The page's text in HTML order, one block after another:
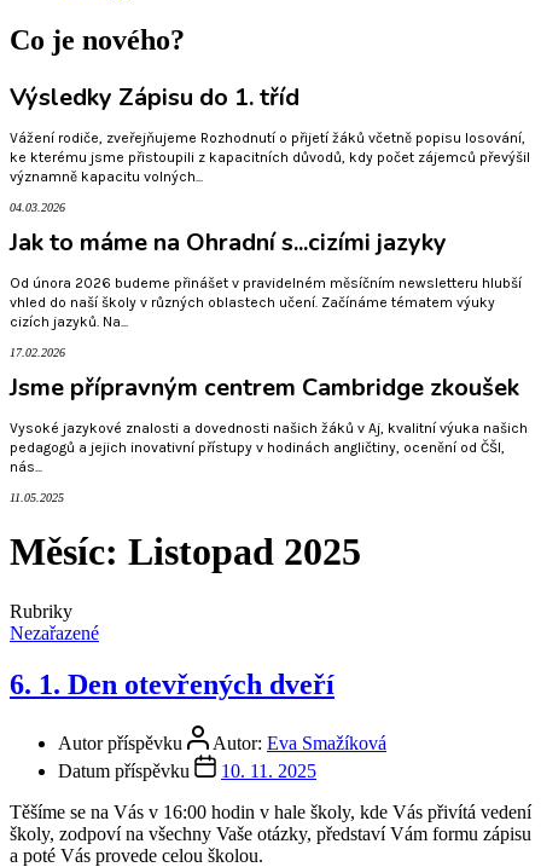
Co je nového?
Výsledky Zápisu do 1. tříd
Vážení rodiče, zveřejňujeme Rozhodnutí o přijetí žáků včetně popisu losování,
ke kterému jsme přistoupili z kapacitních důvodů, kdy počet zájemců převýšil
významně kapacitu volných...
04.03.2026
Jak to máme na Ohradní s...cizími jazyky
Od února 2026 budeme přinášet v pravidelném měsíčním newsletteru hlubší
vhled do naší školy v různých oblastech učení. Začínáme tématem výuky
cizích jazyků. Na...
17.02.2026
Jsme přípravným centrem Cambridge zkoušek
Vysoké jazykové znalosti a dovednosti našich žáků v Aj, kvalitní výuka našich
pedagogů a jejich inovativní přístupy v hodinách angličtiny, ocenění od ČŠI,
nás...
11.05.2025
Měsíc: Listopad 2025
Rubriky
Nezařazené
6. 1. Den otevřených dveří
Autor příspěvku Autor: Eva Smažíková
Datum příspěvku
10. 11. 2025
Těšíme se na Vás v 16:00 hodin v hale školy, kde Vás přivítá vedení
školy, zodpoví na všechny Vaše otázky, představí Vám formu zápisu
a poté Vás provede celou školou.